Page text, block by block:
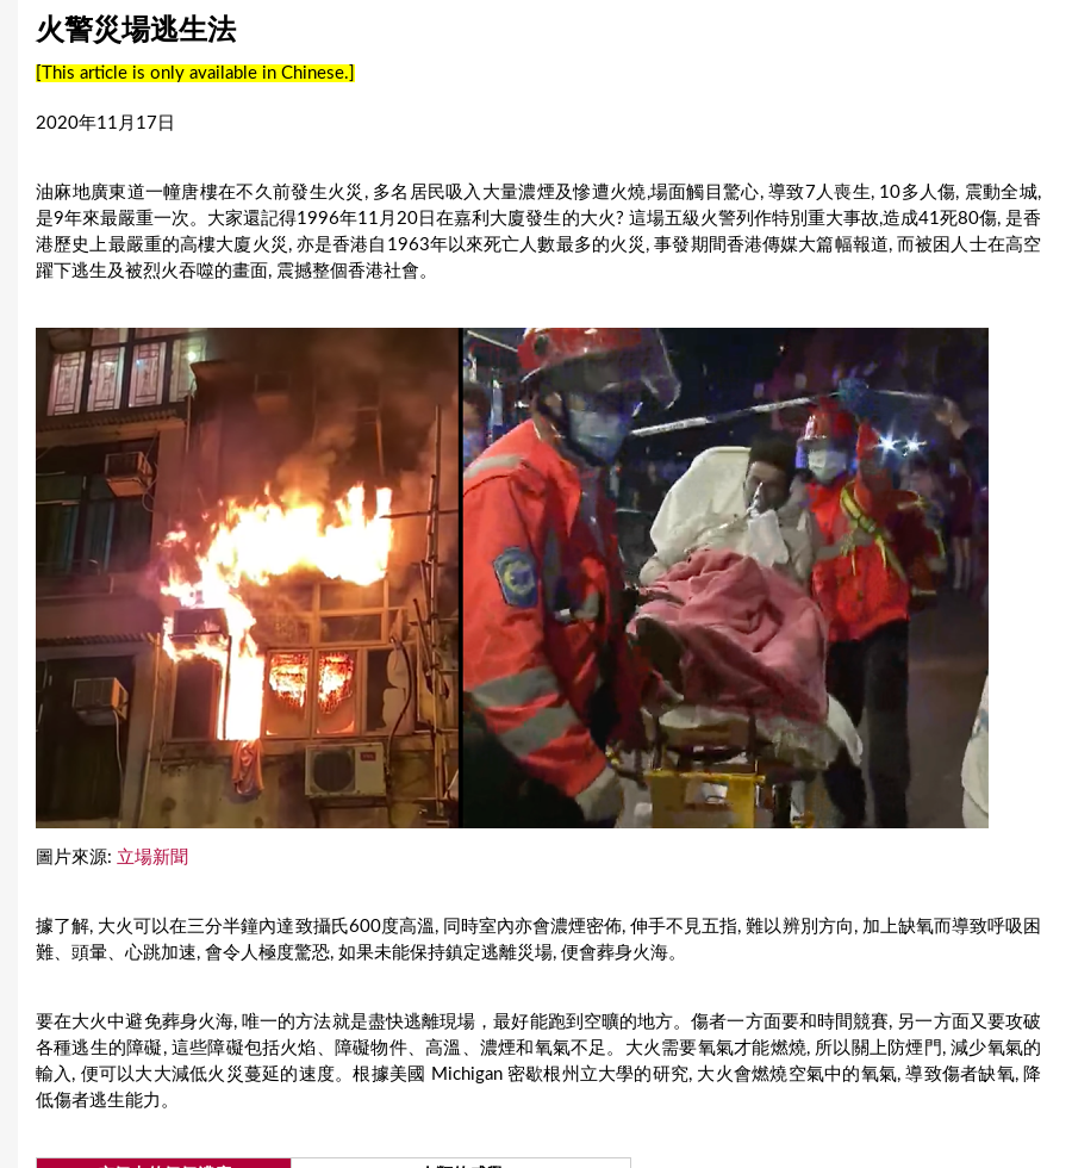
火警災場逃生法
[This article is only available in Chinese.]
2020年11月17日
油麻地廣東道一幢唐樓在不久前發生火災, 多名居民吸入大量濃煙及慘遭火燒,場面觸目驚心, 導致7人喪生, 10多人傷, 震動全城,
是9年來最嚴重一次。大家還記得1996年11月20日在嘉利大廈發生的大火? 這場五級火警列作特別重大事故,造成41死80傷, 是香
港歷史上最嚴重的高樓大廈火災, 亦是香港自1963年以來死亡人數最多的火災, 事發期間香港傳媒大篇幅報道, 而被困人士在高空
躍下逃生及被烈火吞噬的畫面, 震撼整個香港社會。
圖片來源: 立場新聞
據了解, 大火可以在三分半鐘內達致攝氏600度高溫, 同時室內亦會濃煙密佈, 伸手不見五指, 難以辨別方向, 加上缺氧而導致呼吸困
難、頭暈、心跳加速, 會令人極度驚恐, 如果未能保持鎮定逃離災場, 便會葬身火海。
要在大火中避免葬身火海, 唯一的方法就是盡快逃離現場，最好能跑到空曠的地方。傷者一方面要和時間競賽, 另一方面又要攻破
各種逃生的障礙, 這些障礙包括火焰、障礙物件、高溫、濃煙和氧氣不足。大火需要氧氣才能燃燒, 所以關上防煙門, 減少氧氣的
輸入, 便可以大大減低火災蔓延的速度。根據美國 Michigan 密歇根州立大學的研究, 大火會燃燒空氣中的氧氣, 導致傷者缺氧, 降
低傷者逃生能力。